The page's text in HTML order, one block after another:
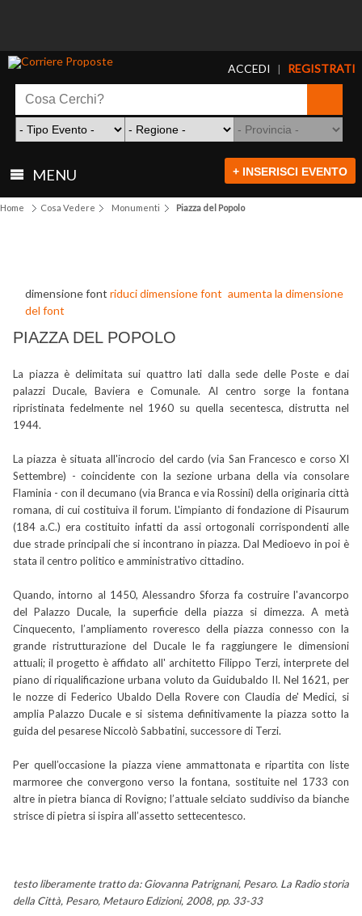
ACCEDI | REGISTRATI
MENU + INSERISCI EVENTO
Home Cosa Vedere Monumenti Piazza del Popolo
dimensione font riduci dimensione font aumenta la dimensione
del font
PIAZZA DEL POPOLO
La piazza è delimitata sui quattro lati dalla sede delle Poste e dai
palazzi Ducale, Baviera e Comunale. Al centro sorge la fontana
ripristinata fedelmente nel 1960 su quella secentesca, distrutta nel
1944.
La piazza è situata all'incrocio del cardo (via San Francesco e corso XI
Settembre) - coincidente con la sezione urbana della via consolare
Flaminia - con il decumano (via Branca e via Rossini) della originaria città
romana, di cui costituiva il forum. L'impianto di fondazione di Pisaurum
(184 a.C.) era costituito infatti da assi ortogonali corrispondenti alle
due strade principali che si incontrano in piazza. Dal Medioevo in poi è
stata il centro politico e amministrativo cittadino.
Quando, intorno al 1450, Alessandro Sforza fa costruire l'avancorpo
del Palazzo Ducale, la superficie della piazza si dimezza. A metà
Cinquecento, l’ampliamento roveresco della piazza connesso con la
grande ristrutturazione del Ducale le fa raggiungere le dimensioni
attuali; il progetto è affidato all' architetto Filippo Terzi, interprete del
piano di riqualificazione urbana voluto da Guidubaldo II. Nel 1621, per
le nozze di Federico Ubaldo Della Rovere con Claudia de' Medici, si
amplia Palazzo Ducale e si sistema definitivamente la piazza sotto la
guida del pesarese Niccolò Sabbatini, successore di Terzi.
Per quell’occasione la piazza viene ammattonata e ripartita con liste
marmoree che convergono verso la fontana, sostituite nel 1733 con
altre in pietra bianca di Rovigno; l’attuale selciato suddiviso da bianche
strisce di pietra si ispira all’assetto settecentesco.
testo liberamente tratto da: Giovanna Patrignani, Pesaro. La Radio storia
della Città, Pesaro, Metauro Edizioni, 2008, pp. 33-33